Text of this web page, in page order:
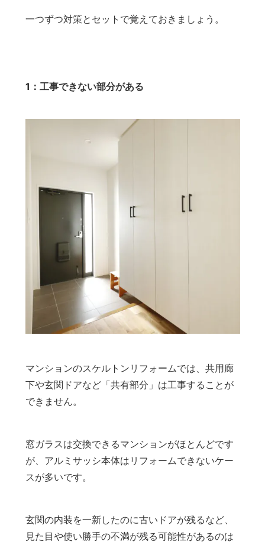
一つずつ対策とセットで覚えておきましょう。
1：工事できない部分がある
マンションのスケルトンリフォームでは、共用廊
下や玄関ドアなど「共有部分」は工事することが
できません。
窓ガラスは交換できるマンションがほとんどです
が、アルミサッシ本体はリフォームできないケー
スが多いです。
玄関の内装を一新したのに古いドアが残るなど、
見た目や使い勝手の不満が残る可能性があるのは